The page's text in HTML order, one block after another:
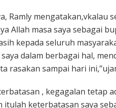
Ramly mengatakan,vkalau
Allah masa saya sebagai
kepada seluruh
dalam berbagai hal,
rasakan sampai hari
, kegagalan tetap
itulah keterbatasan saya